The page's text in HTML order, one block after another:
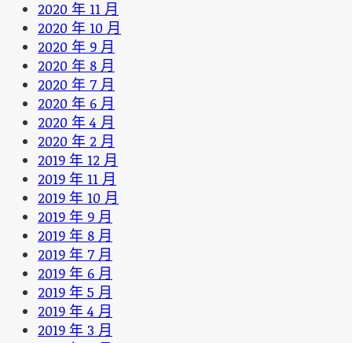
2020 年 11 月
2020 年 10 月
2020 年 9 月
2020 年 8 月
2020 年 7 月
2020 年 6 月
2020 年 4 月
2020 年 2 月
2019 年 12 月
2019 年 11 月
2019 年 10 月
2019 年 9 月
2019 年 8 月
2019 年 7 月
2019 年 6 月
2019 年 5 月
2019 年 4 月
2019 年 3 月